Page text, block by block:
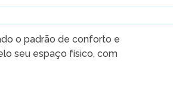
o padrão de conforto e
seu espaço físico, com